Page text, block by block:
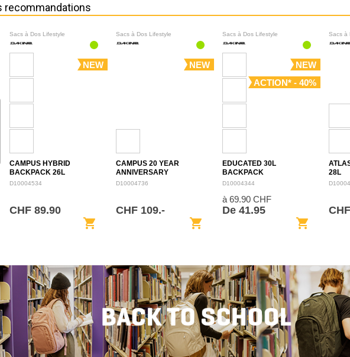
recommandations
Sacs à Dos Lifestyle
NEW
CAMPUS HYBRID
BACKPACK 26L
D10004534
CHF 89.90
shopping_cart
Sacs à Dos Lifestyle
NEW
CAMPUS 20 YEAR
ANNIVERSARY
BACKPACK 28L
D10004736
CHF 109.-
shopping_cart
Sacs à Dos Lifestyle
NEW
ACTION* - 40%
EDUCATED 30L
BACKPACK
D10004344
à 69.90 CHF
De 41.95
shopping_cart
Sacs à
28L